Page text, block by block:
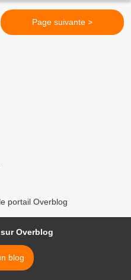
Page suivante >
portail Overblog
Overblog
blog